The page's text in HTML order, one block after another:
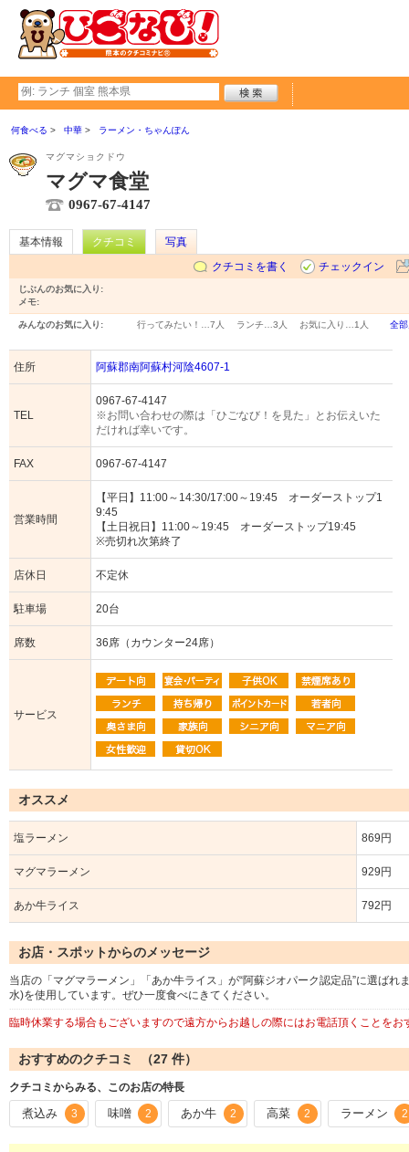
何食べる 中華 ラーメン・ちゃんぽん
マグマショクドウ
マグマ食堂
0967-67-4147
基本情報 クチコミ
写真
クチコミを書く
チェックイン
じぶんのお気に入り:
メモ:
みんなのお気に入り: 行ってみたい！… 7人 ランチ… 3人 お気に入り… 1人 全
住所 阿蘇郡南阿蘇村河陰4607-1
TEL
0967-67-4147
※お問い合わせの際は「ひごなび！を見た」とお伝えいた
だければ幸いです。
FAX 0967-67-4147
営業時間
【平日】11:00～14:30/17:00～19:45 オーダーストップ1
9:45
【土日祝日】11:00～19:45 オーダーストップ19:45
※売切れ次第終了
店休日 不定休
駐車場 20台
席数 36席（カウンター24席）
サービス
オススメ
塩ラーメン 869円
マグマラーメン 929円
あか牛ライス 792円
お店・スポットからのメッセージ
当店の「マグマラーメン」「あか牛ライス」が“阿蘇ジオパーク認定品”に選ば
水)を使用しています。ぜひ一度食べにきてください。
臨時休業する場合もございますので遠方からお越しの際にはお電話頂くことをお
おすすめのクチコミ （27 件）
クチコミからみる、このお店の特長
煮込み 3 味噌 2 あか牛 2 高菜 2 ラーメン 2